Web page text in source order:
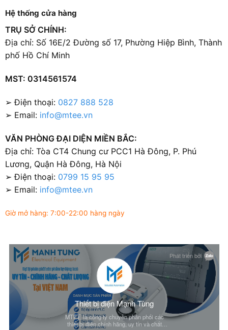
Hệ thống cửa hàng
TRỤ SỞ CHÍNH:
Địa chỉ: Số 16E/2 Đường số 17, Phường Hiệp Bình, Thành
phố Hồ Chí Minh
MST: 0314561574
➢ Điện thoại: 0827 888 528
➢ Email: info@mtee.vn
VĂN PHÒNG ĐẠI DIỆN MIỀN BẮC:
Địa chỉ: Tòa CT4 Chung cư PCC1 Hà Đông, P. Phú
Lương, Quận Hà Đông, Hà Nội
➢ Điện thoại: 0799 15 95 95
➢ Email: info@mtee.vn
Giờ mở hàng: 7:00-22:00 hàng ngày